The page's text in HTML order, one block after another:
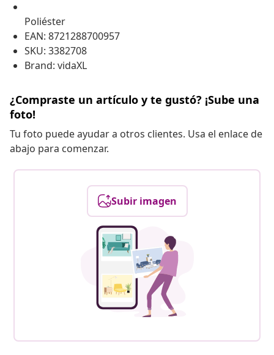
Poliéster
EAN: 8721288700957
SKU: 3382708
Brand: vidaXL
¿Compraste un artículo y te gustó? ¡Sube una
foto!
Tu foto puede ayudar a otros clientes. Usa el enlace de
abajo para comenzar.
Subir imagen